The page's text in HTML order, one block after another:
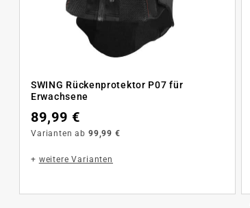
SWING Rückenprotektor P07 für
Erwachsene
89,99 €
Varianten ab 99,99 €
+ weitere Varianten